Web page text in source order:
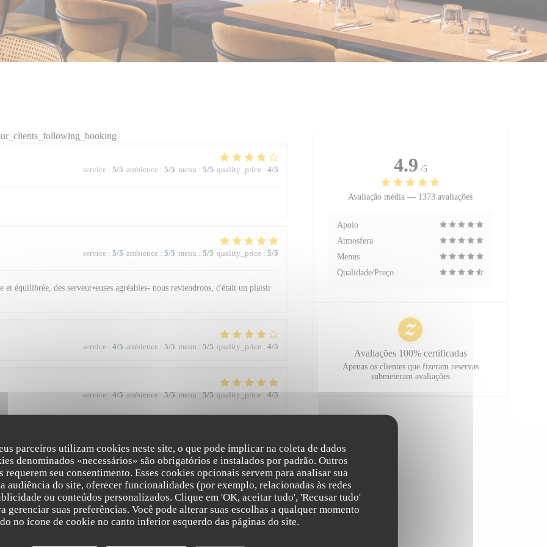
parceiros utilizam cookies neste site, o que pode implicar na coleta de dados
denominados «necessários» são obrigatórios e instalados por padrão. Outros
requerem seu consentimento. Esses cookies opcionais servem para analisar sua
audiência do site, oferecer funcionalidades (por exemplo, relacionadas às redes
ou conteúdos personalizados. Clique em 'OK, aceitar tudo', 'Recusar tudo'
gerenciar suas preferências. Você pode alterar suas escolhas a qualquer momento
no ícone de cookie no canto inferior esquerdo das páginas do site.
service : 5/5 ambience : 5/5 menu : 5/5 quality_price : 4/5
service : 5/5 ambience : 5/5 menu : 5/5 quality_price : 5/5
équilibrée, des serveur•euses agréables- nous reviendrons, c'était un plaisir
service : 4/5 ambience : 5/5 menu : 5/5 quality_price : 4/5
service : 4/5 ambience : 5/5 menu : 5/5 quality_price : 4/5
service: 5/5 ambience : 5/5 menu : 5/5 quality_price: 5/5
exceptional. I couldn’t recommend this restaurant highly enough!
4.9 /5
Avaliação média — 1373 avaliações
Apoio
Atmosfera
Menus
Qualidade/Preço
Avaliações 100% certificadas
Apenas os clientes que fizeram reservas
submeteram avaliações
The Friendly Kitchen